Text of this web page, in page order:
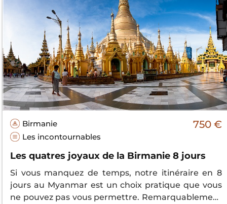
Birmanie
Les incontournables
750 €
Les quatres joyaux de la Birmanie 8 jours
Si vous manquez de temps, notre itinéraire en 8
jours au Myanmar est un choix pratique que vous
ne pouvez pas vous permettre. Remarquablement